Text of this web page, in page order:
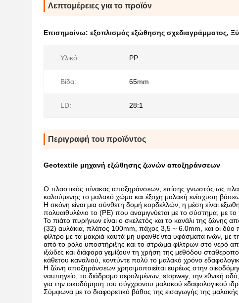
Λεπτομέρειες για το προϊόν
Επισημαίνω: εξοπλισμός εξώθησης σχεδιαγράμματος,
Υλικό: PP
Βίδα: 65mm
LD: 28:1
Περιγραφή του προϊόντος
Geotextile μηχανή εξώθησης ζωνών αποξηράνσεων
Ο πλαστικός πίνακας αποξηράνσεων, επίσης γνωστός ως
καλούμενης το μαλακό χώμα και έξοχη μαλακή ενίσχυση
Η σκόνη είναι μια σύνθετη δομή κορδελλών, η μέση είναι
πολυαιθυλένιο το (PE) που αναμιγνύεται με το σύστημα, με το
Το πιάτο πυρήνων είναι ο σκελετός και το κανάλι της ζώνης
(32) αυλάκια, πλάτος 100mm, πάχος 3,5 ~ 6.0mm, και οι δύο
φίλτρο με τα μακριά καυτά μη υφανθε'ντα υφάσματα ινών, με
από το ρόλο υποστήριξης και το στρώμα φίλτρων στο νερό
ιξώδες και διάφορα γεμίζουν τη χρήση της μεθόδου
κάθετου καναλιού, κοντύντε πολύ το μαλακό χρόνο
Η ζώνη αποξηράνσεων χρησιμοποιείται ευρέως στην
ναυπηγείο, το διάδρομο αερολιμένων, stopway, την εθνική
για την οικοδόμηση του σύγχρονου μαλακού εδαφολογικού
Σύμφωνα με το διαφορετικό βάθος της εισαγωγής της